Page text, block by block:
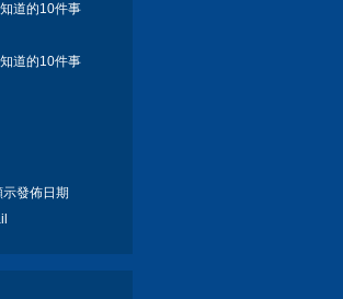
道的10件事
道的10件事
發佈日期